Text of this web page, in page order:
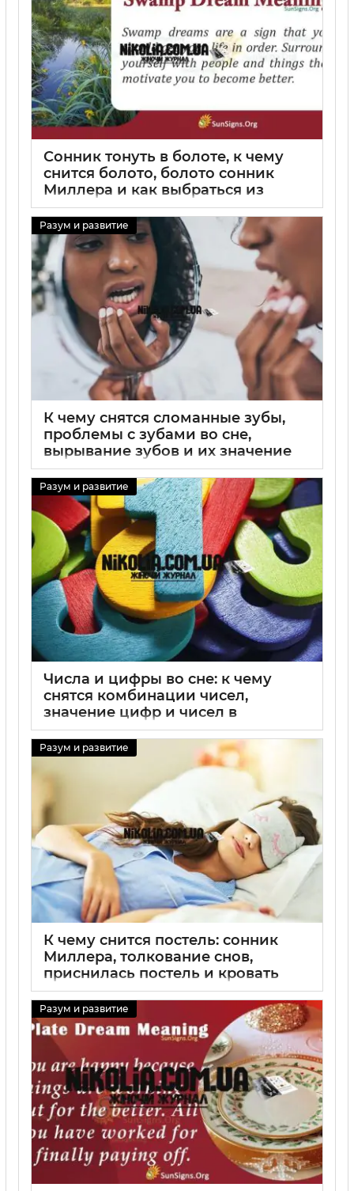
Сонник тонуть в болоте, к чему
снится болото, болото сонник
Миллера и как выбраться из
болота во сне
31 08 2025
Разум и развитие
К чему снятся сломанные зубы,
проблемы с зубами во сне,
вырывание зубов и их значение
для женщин
31 08 2025
Разум и развитие
Числа и цифры во сне: к чему
снятся комбинации чисел,
значение цифр и чисел в
сновидениях
31 08 2025
Разум и развитие
К чему снится постель: сонник
Миллера, толкование снов,
приснилась постель и кровать
Разум и развитие